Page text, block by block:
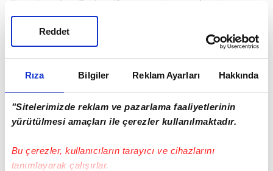
Rıza Bilgiler Reklam Ayarları Hakkında
"Sitelerimizde reklam ve pazarlama faaliyetlerinin
yürütülmesi amaçları ile çerezler kullanılmaktadır.
Bu çerezler, kullanıcıların tarayıcı ve cihazlarını
tanımlayarak çalışırlar.
Reddet
Erdoğan Özgür Özel'i arayarak geçmiş olsun
dileklerini iletti.
Özgür Özel'e saldırının arka planı!